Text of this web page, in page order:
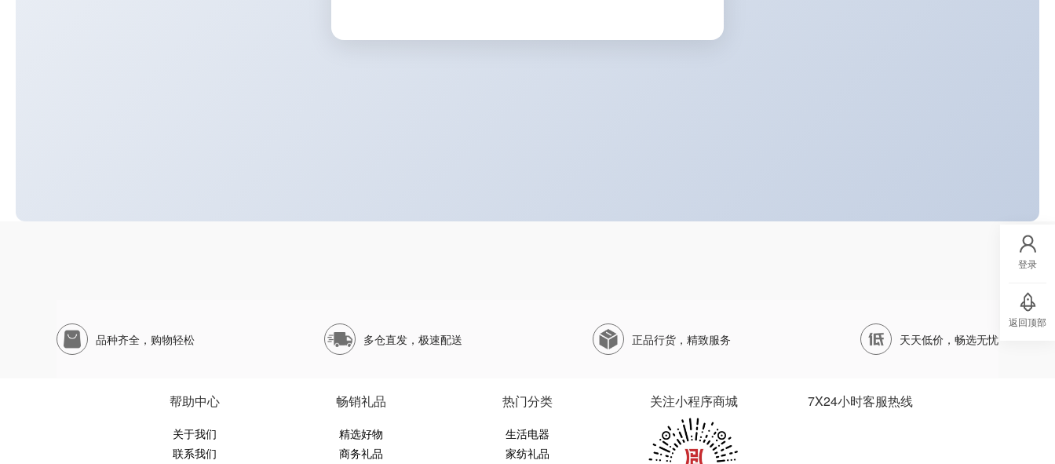
品种齐全，购物轻松 多仓直发，极速配送 正品行货，精致服务 天天低价，畅选无忧
帮助中心
关于我们
联系我们
畅销礼品
精选好物
商务礼品
热门分类
生活电器
家纺礼品
关注小程序商城 7X24小时客服热线
登录
返回顶部